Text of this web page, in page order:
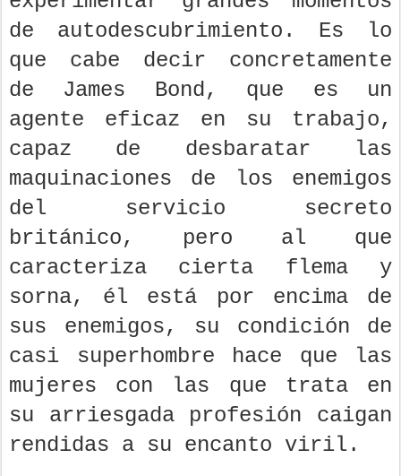
de autodescubrimiento. Es lo
que cabe decir concretamente
de James Bond, que es un
agente eficaz en su trabajo,
capaz de desbaratar las
maquinaciones de los enemigos
del servicio secreto
británico, pero al que
caracteriza cierta flema y
sorna, él está por encima de
sus enemigos, su condición de
casi superhombre hace que las
mujeres con las que trata en
su arriesgada profesión caigan
rendidas a su encanto viril.